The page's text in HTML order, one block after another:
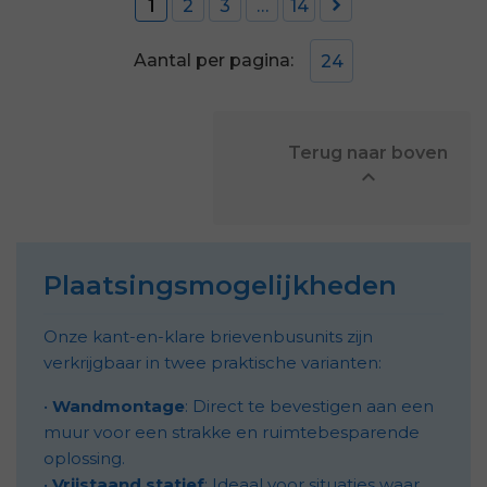
1
2 3 … 14 
Aantal per pagina: 24

Plaatsingsmogelijkheden
Onze kant-en-klare brievenbusunits zijn
verkrijgbaar in twee praktische varianten:
• Wandmontage: Direct te bevestigen aan een
muur voor een strakke en ruimtebesparende
oplossing.